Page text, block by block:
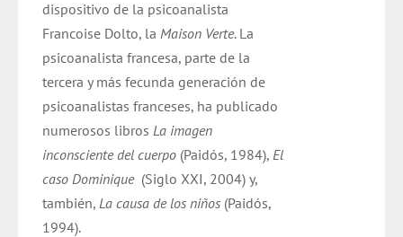
dispositivo de la psicoanalista
Francoise Dolto, laMaison Verte. La
psicoanalista francesa, parte de la
tercera y más fecunda generación de
psicoanalistas franceses, ha publicado
numerosos librosLa imagen
inconsciente del cuerpo (Paidós, 1984),El
caso Dominique(Siglo XXI, 2004) y,
también,La causa de los niños (Paidós,
1994).